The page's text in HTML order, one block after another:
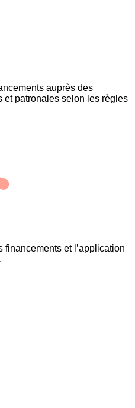
auprès des
et patronales selon les règles
financements et l’application